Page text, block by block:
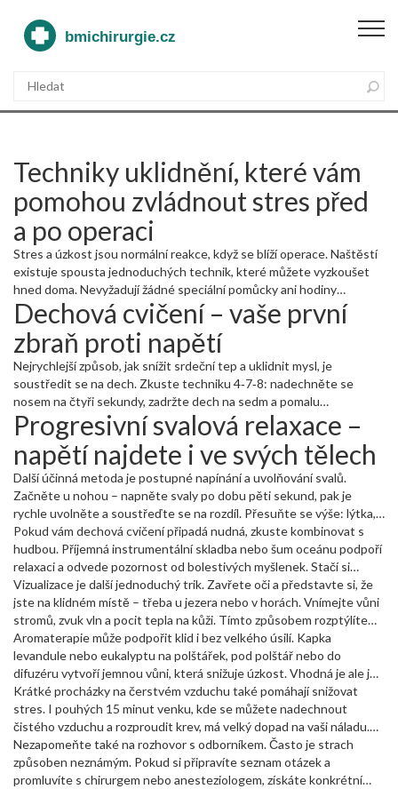
Techniky uklidnění, které vám
pomohou zvládnout stres před
a po operaci
Stres a úzkost jsou normální reakce, když se blíží operace. Naštěstí
existuje spousta jednoduchých technik, které můžete vyzkoušet
hned doma. Nevyžadují žádné speciální pomůcky ani hodiny
tréninku. Stačí pár minut denně a můžete cítit rozdíl.
Dechová cvičení – vaše první
zbraň proti napětí
Nejrychlejší způsob, jak snížit srdeční tep a uklidnit mysl, je
soustředit se na dech. Zkuste techniku 4‑7‑8: nadechněte se
nosem na čtyři sekundy, zadržte dech na sedm a pomalu
vydechněte ústy na osm. Opakujte čtyřikrát. Přitom se soustřeďte
jen na pocit vzduchu v nosu a v krku. Už po několika minutách
pocítíte, že se vám hlava vyčistí.
Progresivní svalová relaxace –
napětí najdete i ve svých tělech
Další účinná metoda je postupné napínání a uvolňování svalů.
Začněte u nohou – napněte svaly po dobu pěti sekund, pak je
rychle uvolněte a soustřeďte se na rozdíl. Přesuňte se výše: lýtka,
stehna, břicho, ruce, obličej. Celý cyklus trvá asi deset minut a
pomáhá rozpoznat, kde se ve vašem těle hromadí napětí. Po operaci
můžete tuto techniku použít i při rekonvalescenci, když se cítíte
unavení.
Pokud vám dechová cvičení připadá nudná, zkuste kombinovat s
hudbou. Příjemná instrumentální skladba nebo šum oceánu podpoří
relaxaci a odvede pozornost od bolestivých myšlenek. Stačí si
pustit skladbu na pozadí při provádění dechových nebo svalových
cvičení.
Vizualizace je další jednoduchý trik. Zavřete oči a představte si, že
jste na klidném místě – třeba u jezera nebo v horách. Vnímejte vůni
stromů, zvuk vln a pocit tepla na kůži. Tímto způsobem rozptýlíte
negativní myšlenky a nahrajete si do hlavy pozitivní zážitek, který
můžete přivolat během operace i po ní.
Aromaterapie může podpořit klid i bez velkého úsilí. Kapka
levandule nebo eukalyptu na polštářek, pod polštář nebo do
difuzéru vytvoří jemnou vůni, která snižuje úzkost. Vhodná je ale jen
lehká koncentrace – příliš silná vůně může zase dělat problémy.
Krátké procházky na čerstvém vzduchu také pomáhají snižovat
stres. I pouhých 15 minut venku, kde se můžete nadechnout
čistého vzduchu a rozproudit krev, má velký dopad na vaši náladu.
Zkusíte-li to před schůzkou s lékařem, budete klidnější a lépe si
zapamatujete potřebné informace.
Nezapomeňte také na rozhovor s odborníkem. Často je strach
způsoben neznámým. Pokud si připravíte seznam otázek a
promluvíte s chirurgem nebo anesteziologem, získáte konkrétní